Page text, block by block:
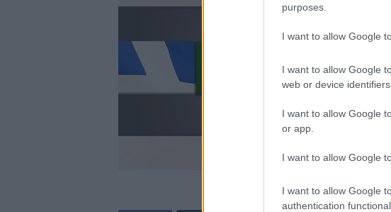
purposes.
I want to allow Google
I want to allow Google
web or device identifiers
I want to allow Google
or app.
I want to allow Google
I want to allow Google
authentication